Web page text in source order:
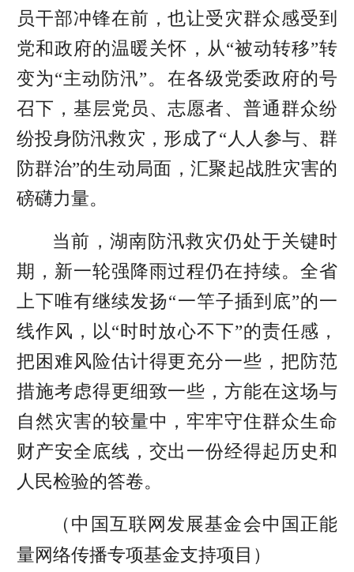
员干部冲锋在前，也让受灾群众感受到
党和政府的温暖关怀，从“被动转移”转
变为“主动防汛”。在各级党委政府的号
召下，基层党员、志愿者、普通群众纷
纷投身防汛救灾，形成了“人人参与、群
防群治”的生动局面，汇聚起战胜灾害的
磅礴力量。
当前，湖南防汛救灾仍处于关键时
期，新一轮强降雨过程仍在持续。全省
上下唯有继续发扬“一竿子插到底”的一
线作风，以“时时放心不下”的责任感，
把困难风险估计得更充分一些，把防范
措施考虑得更细致一些，方能在这场与
自然灾害的较量中，牢牢守住群众生命
财产安全底线，交出一份经得起历史和
人民检验的答卷。
（中国互联网发展基金会中国正能
量网络传播专项基金支持项目）